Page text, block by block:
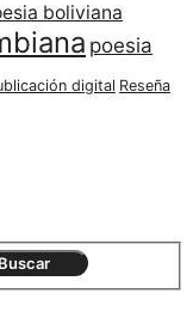
boliviana
poesia
digital Reseña